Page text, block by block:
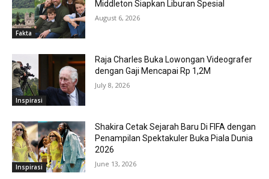
Fakta
Middleton Siapkan Liburan Spesial
August 6, 2026
Inspirasi
Raja Charles Buka Lowongan Videografer
dengan Gaji Mencapai Rp 1,2M
July 8, 2026
Inspirasi
Shakira Cetak Sejarah Baru Di FIFA dengan
Penampilan Spektakuler Buka Piala Dunia
2026
June 13, 2026